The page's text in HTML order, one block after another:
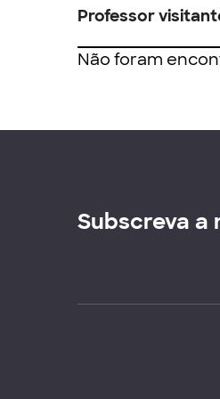
Professor
Não foram
Subscreva a